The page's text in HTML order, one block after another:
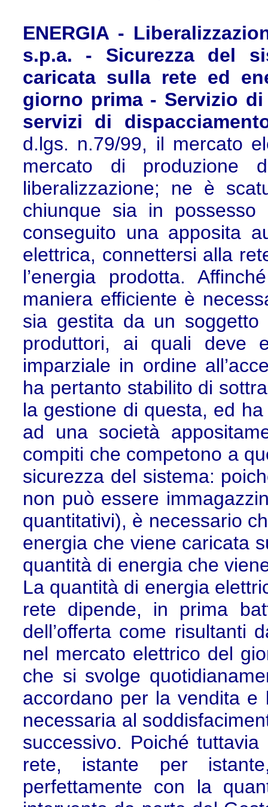
ENERGIA -
s.p.a. - Sicurezza del
caricata sulla rete ed
giorno prima - Servizio
servizi di
d.lgs. n.79/99, il mercato
mercato di produzione
liberalizzazione; ne è
chiunque sia in
conseguito una apposita
elettrica, connettersi alla
l’energia prodotta.
maniera efficiente è
sia gestita da un
produttori, ai quali deve
imparziale in ordine
ha pertanto stabilito di
la gestione di questa, ed
ad una società
compiti che competono a
sicurezza del sistema:
non può essere
quantitativi), è necessario
energia che viene caricata
quantità di energia che
La quantità di energia
rete dipende, in prima
dell’offerta come risultanti
nel mercato elettrico del
che si svolge
accordano per la vendita e
necessaria al
successivo. Poiché
rete, istante per
perfettamente con la